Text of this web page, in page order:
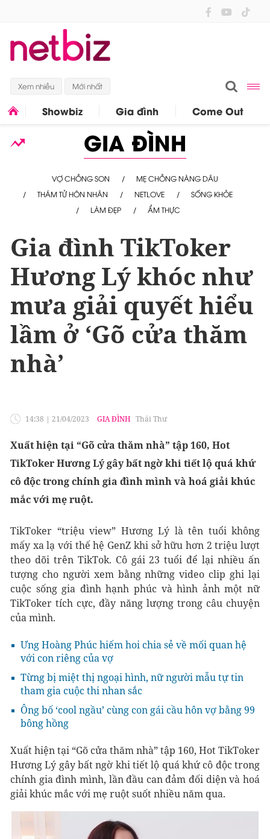
Xem nhiều Mới nhất
Showbiz Gia đình Come Out
GIA ĐÌNH
VỢ CHỒNG SON
MẸ CHỒNG NÀNG DÂU
THÁM TỬ HÔN NHÂN
NETLOVE
SỐNG KHỎE
LÀM ĐẸP
ẨM THỰC
Gia đình TikToker
Hương Lý khóc như
mưa giải quyết hiểu
lầm ở ‘Gõ cửa thăm
nhà’
14:38 | 21/04/2023 GIA ĐÌNH Thái Thư
Xuất hiện tại “Gõ cửa thăm nhà” tập 160, Hot
TikToker Hương Lý gây bất ngờ khi tiết lộ quá khứ
cô độc trong chính gia đình mình và hoá giải khúc
mắc với mẹ ruột.
TikToker “triệu view” Hương Lý là tên tuổi không
mấy xa lạ với thế hệ GenZ khi sở hữu hơn 2 triệu lượt
theo dõi trên TikTok. Cô gái 23 tuổi để lại nhiều ấn
tượng cho người xem bằng những video clip ghi lại
cuộc sống gia đình hạnh phúc và hình ảnh một nữ
TikToker tích cực, đầy năng lượng trong câu chuyện
của mình.
Ưng Hoàng Phúc hiếm hoi chia sẻ về mối quan hệ
với con riêng của vợ
Từng bị miệt thị ngoại hình, nữ người mẫu tự tin
tham gia cuộc thi nhan sắc
Ông bố ‘cool ngầu’ cùng con gái cầu hôn vợ bằng 99
bông hồng
Xuất hiện tại “Gõ cửa thăm nhà” tập 160, Hot TikToker
Hương Lý gây bất ngờ khi tiết lộ quá khứ cô độc trong
chính gia đình mình, lần đầu can đảm đối diện và hoá
giải khúc mắc với mẹ ruột suốt nhiều năm qua.